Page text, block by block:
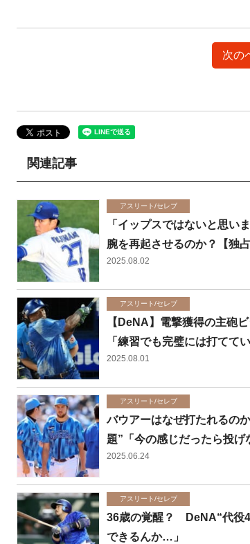
次の
関連記事
アスリート/セレブ
「イップスではないと思
腕を再起させるのか？【独占
2025.08.02
アスリート/セレブ
【DeNA】電撃獲得の主砲
「練習でも完璧には打ててい
2025.08.01
アスリート/セレブ
バウアーはなぜ打たれるの
題”「今の感じだったら投げ
2025.06.24
アスリート/セレブ
36歳の覚醒？ DeNA“代役4
できるんか…」